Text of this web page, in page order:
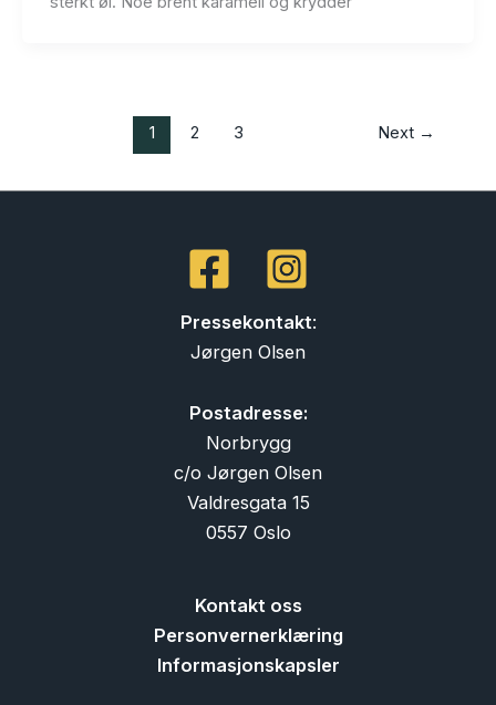
1 2 3 Next →
Pressekontakt:
Jørgen Olsen
Postadresse:
Norbrygg
c/o Jørgen Olsen
Valdresgata 15
0557 Oslo
Kontakt oss
Personvernerklæring
Informasjonskapsler